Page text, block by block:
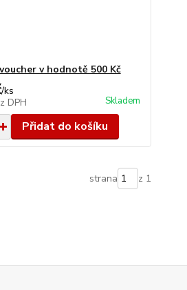
v hodnotě 500 Kč
/ks
DPH Skladem
Přidat do košíku
strana z 1